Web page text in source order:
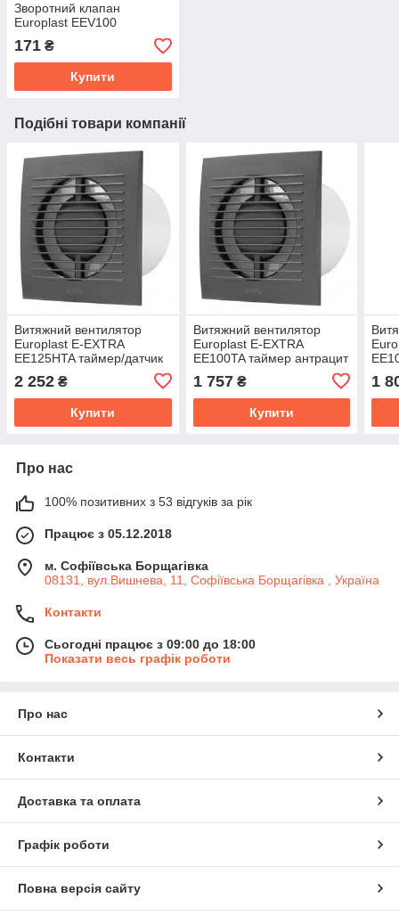
Зворотний клапан
Europlast EEV100
171 ₴
Купити
Подібні товари компанії
Витяжний вентилятор
Europlast E-EXTRA
EЕ125HTA таймер/датчик
2 252 ₴
Купити
Витяжний вентилятор
Europlast E-EXTRA
EЕ100TA таймер антрацит
1 757₴
Купити
1
Про нас
100% позитивних з 53 відгуків за рік
Працює з 05.12.2018
м. Софіївська Борщагівка
08131, вул.Вишнева, 11, Софіївська Борщагівка , Україна
Контакти
Сьогодні працює з 09:00 до 18:00
Показати весь графік роботи
Про нас
Контакти
Доставка та оплата
Графік роботи
Повна версія сайту